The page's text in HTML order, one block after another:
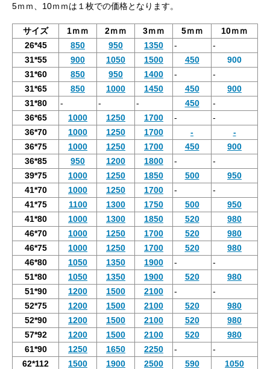
5ｍｍ、10ｍｍは１枚での価格となります。
サイズ 1ｍｍ 2ｍｍ 3ｍｍ 5ｍｍ
10ｍｍ
26*45
850 950 1350 -
-
31*55
900 1050 1500 450
900
31*60
850 950 1400 -
-
31*65
850 1000 1450 450
900
31*80
- - - 450
-
36*65
1000 1250 1700 -
-
36*70
1000 1250 1700 -
-
36*75
1000 1250 1700 450
900
36*85
950 1200 1800 -
-
39*75
1000 1250 1850 500
950
41*70
1000 1250 1700 -
-
41*75
1100 1300 1750 500
950
41*80
1000 1300 1850 520
980
46*70
1000 1250 1700 520
980
46*75
1000 1250 1700 520
980
46*80
1050 1350 1900 -
-
51*80
1050 1350 1900 520
980
51*90
1200 1500 2100 -
-
52*75
1200 1500 2100 520
980
52*90
1200 1500 2100 520
980
57*92
1200 1500 2100 520
980
61*90
1250 1650 2250 -
-
62*112
1500 1900 2500 590
1050